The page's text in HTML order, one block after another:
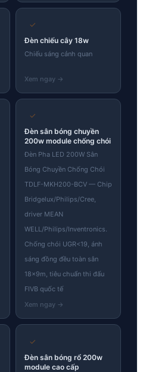
✓
Đèn chiếu cây 18w
Chiếu sáng cảnh quan
✓
Đèn sân bóng chuyền
200w module chống chói
Đèn Pha LED 200W Sân
Bóng Chuyền Chống Chói
TDLF-MKH200-BCV — Chip
Bridgelux/Philips/Cree,
driver MEAN
WELL/Philips/Inventronics.
Chống chói UGR<19, ánh
sáng đồng đều toàn sân
18×9m, tiêu chuẩn thi đấu
FIVB quốc tế
✓
Đèn sân bóng rổ 200w
module cao cấp